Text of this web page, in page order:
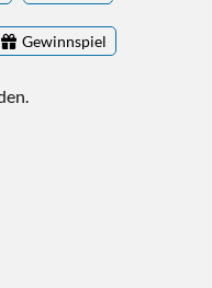
Gewinnspiel